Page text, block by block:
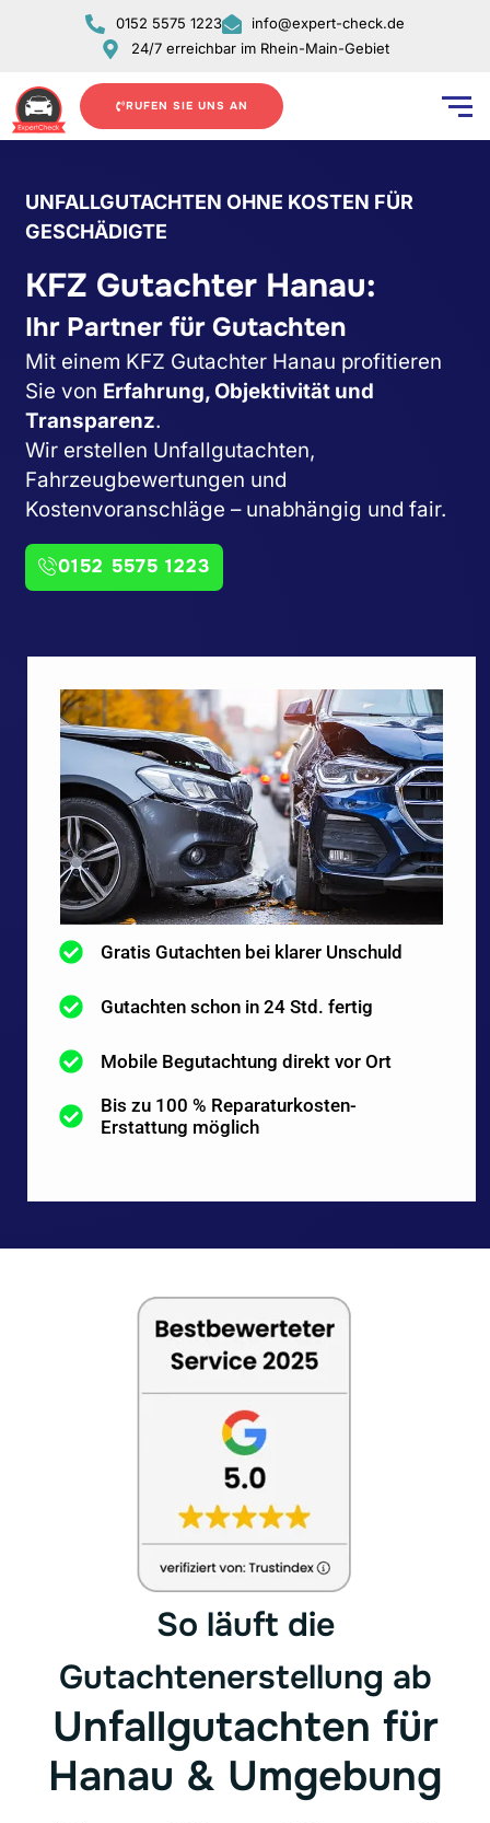
0152 5575 1223
info@expert-check.de
24/7 erreichbar im Rhein-Main-Gebiet
RUFEN SIE UNS AN
UNFALLGUTACHTEN OHNE KOSTEN FÜR
GESCHÄDIGTE
KFZ Gutachter Hanau:
Ihr Partner für Gutachten
Mit einem KFZ Gutachter Hanau profitieren
Sie von Erfahrung, Objektivität und
Transparenz.
Wir erstellen Unfallgutachten,
Fahrzeugbewertungen und
Kostenvoranschläge – unabhängig und fair.
0152 5575 1223
Gratis Gutachten bei klarer Unschuld
Gutachten schon in 24 Std. fertig
Mobile Begutachtung direkt vor Ort
Bis zu 100 % Reparaturkosten-
Erstattung möglich
So läuft die
Gutachtenerstellung ab
Unfallgutachten für
Hanau & Umgebung